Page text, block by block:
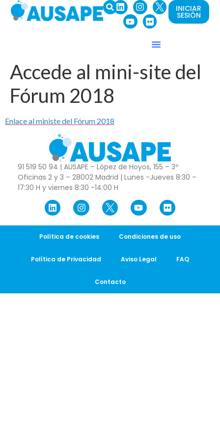
INICIAR
SESIÓN
Accede al mini-site del
Fórum 2018
Enlace al ministe del Fórum 2018
91 519 50 94 | AUSAPE – López de Hoyos, 155 – 3º
Oficinas 2 y 3 – 28002 Madrid | Lunes -Jueves 8:30 –
17:30 H y viernes 8:30 -14:00 H
Política de cookies Condiciones de uso
Política de Privacidad Aviso Legal FAQ
Contacto